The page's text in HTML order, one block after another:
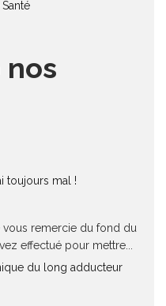
Santé
nos
toujours mal !
remercie du fond du
effectué pour mettre...
du long adducteur